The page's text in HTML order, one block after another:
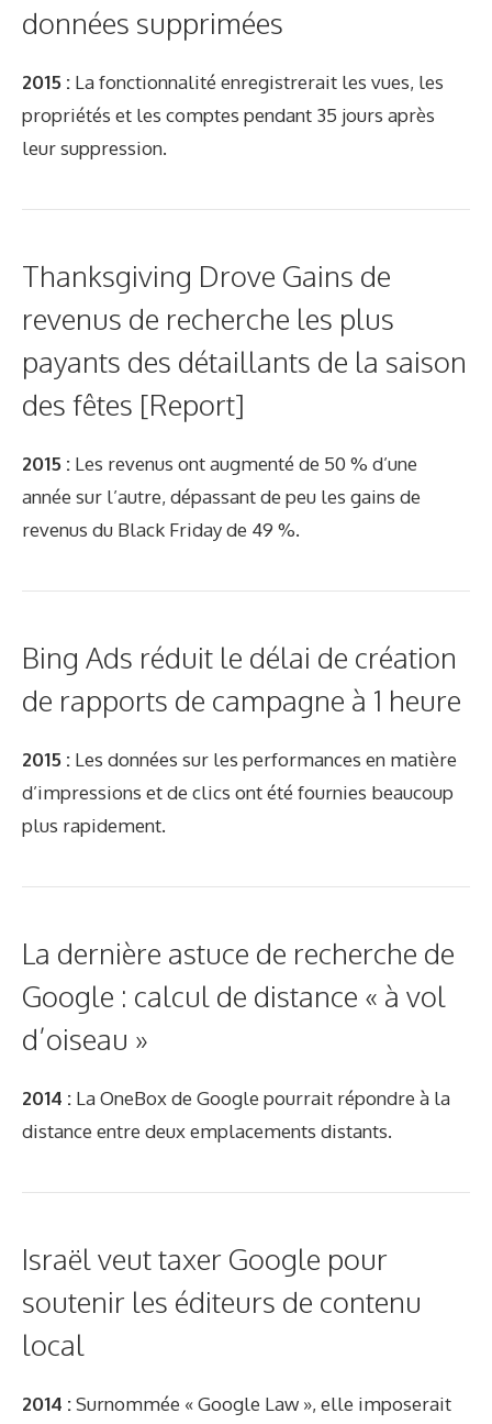
données supprimées
2015 : La fonctionnalité enregistrerait les vues, les
propriétés et les comptes pendant 35 jours après
leur suppression.
Thanksgiving Drove Gains de
revenus de recherche les plus
payants des détaillants de la saison
des fêtes [Report]
2015 : Les revenus ont augmenté de 50 % d’une
année sur l’autre, dépassant de peu les gains de
revenus du Black Friday de 49 %.
Bing Ads réduit le délai de création
de rapports de campagne à 1 heure
2015 : Les données sur les performances en matière
d’impressions et de clics ont été fournies beaucoup
plus rapidement.
La dernière astuce de recherche de
Google : calcul de distance « à vol
d’oiseau »
2014 : La OneBox de Google pourrait répondre à la
distance entre deux emplacements distants.
Israël veut taxer Google pour
soutenir les éditeurs de contenu
local
2014 :Surnommée « Google Law », elle imposerait